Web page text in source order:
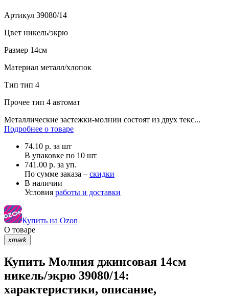
Артикул 39080/14
Цвет никель/экрю
Размер 14см
Материал металл/хлопок
Тип тип 4
Прочее тип 4 автомат
Металлические застежки-молнии состоят из двух текс...
Подробнее о товаре
74.10 р. за шт
В упаковке по 10 шт
741.00 р. за уп.
По сумме заказа – скидки
В наличии
Условия работы и доставки
Купить на Ozon
О товаре
xmark
Купить Молния джинсовая 14см
никель/экрю 39080/14:
характеристики, описание,